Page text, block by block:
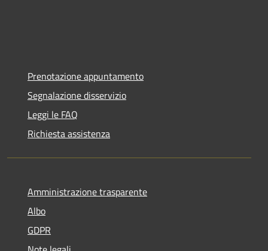
Prenotazione appuntamento
Segnalazione disservizio
Leggi le FAQ
Richiesta assistenza
Amministrazione trasparente
Albo
GDPR